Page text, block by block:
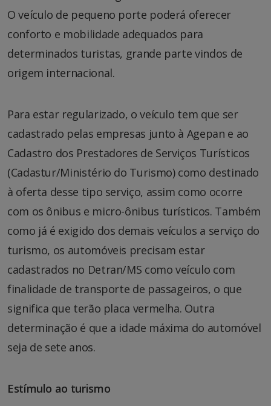
O veículo de pequeno porte poderá oferecer
conforto e mobilidade adequados para
determinados turistas, grande parte vindos de
origem internacional.
Para estar regularizado, o veículo tem que ser
cadastrado pelas empresas junto à Agepan e ao
Cadastro dos Prestadores de Serviços Turísticos
(Cadastur/Ministério do Turismo) como destinado
à oferta desse tipo serviço, assim como ocorre
com os ônibus e micro-ônibus turísticos. Também
como já é exigido dos demais veículos a serviço do
turismo, os automóveis precisam estar
cadastrados no Detran/MS como veículo com
finalidade de transporte de passageiros, o que
significa que terão placa vermelha. Outra
determinação é que a idade máxima do automóvel
seja de sete anos.
Estímulo ao turismo